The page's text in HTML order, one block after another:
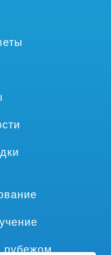
рубежом